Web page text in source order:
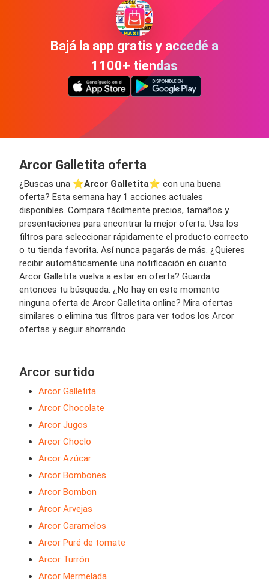
Bajá la app gratis y accedé a
1100+ tiendas
Arcor Galletita oferta
¿Buscas una ⭐️Arcor Galletita⭐️ con una buena
oferta? Esta semana hay 1 acciones actuales
disponibles. Compara fácilmente precios, tamaños y
presentaciones para encontrar la mejor oferta. Usa los
filtros para seleccionar rápidamente el producto correcto
o tu tienda favorita. Así nunca pagarás de más. ¿Quieres
recibir automáticamente una notificación en cuanto
Arcor Galletita vuelva a estar en oferta? Guarda
entonces tu búsqueda. ¿No hay en este momento
ninguna oferta de Arcor Galletita online? Mira ofertas
similares o elimina tus filtros para ver todos los Arcor
ofertas y seguir ahorrando.
Arcor surtido
Arcor Galletita
Arcor Chocolate
Arcor Jugos
Arcor Choclo
Arcor Azúcar
Arcor Bombones
Arcor Bombon
Arcor Arvejas
Arcor Caramelos
Arcor Puré de tomate
Arcor Turrón
Arcor Mermelada